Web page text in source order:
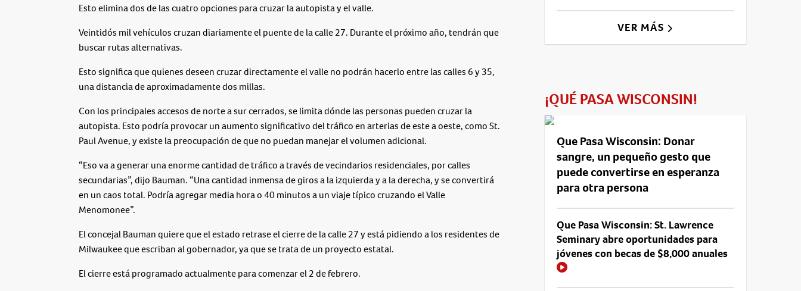
Esto elimina dos de las cuatro opciones para cruzar la autopista y el valle.
Veintidós mil vehículos cruzan diariamente el puente de la calle 27. Durante el próximo año, tendrán que
buscar rutas alternativas.
Esto significa que quienes deseen cruzar directamente el valle no podrán hacerlo entre las calles 6 y 35,
una distancia de aproximadamente dos millas.
Con los principales accesos de norte a sur cerrados, se limita dónde las personas pueden cruzar la
autopista. Esto podría provocar un aumento significativo del tráfico en arterias de este a oeste, como St.
Paul Avenue, y existe la preocupación de que no puedan manejar el volumen adicional.
“Eso va a generar una enorme cantidad de tráfico a través de vecindarios residenciales, por calles
secundarias”, dijo Bauman. “Una cantidad inmensa de giros a la izquierda y a la derecha, y se convertirá
en un caos total. Podría agregar media hora o 40 minutos a un viaje típico cruzando el Valle
Menomonee”.
El concejal Bauman quiere que el estado retrase el cierre de la calle 27 y está pidiendo a los residentes de
Milwaukee que escriban al gobernador, ya que se trata de un proyecto estatal.
El cierre está programado actualmente para comenzar el 2 de febrero.
VER MÁS
¡QUÉ PASA WISCONSIN!
Que Pasa Wisconsin: Donar
sangre, un pequeño gesto que
puede convertirse en esperanza
para otra persona
Que Pasa Wisconsin: St. Lawrence
Seminary abre oportunidades para
jóvenes con becas de $8,000 anuales